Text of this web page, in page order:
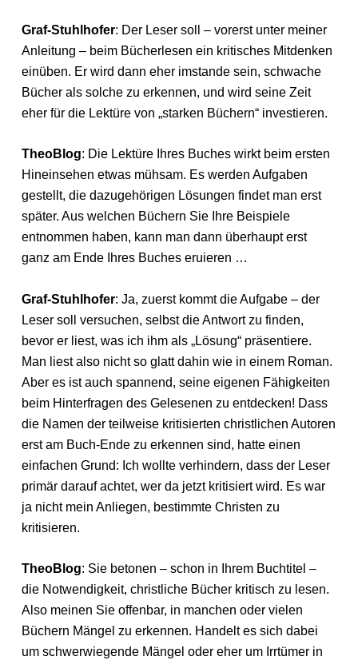
Graf-Stuhlhofer: Der Leser soll – vorerst unter meiner
Anleitung – beim Bücherlesen ein kritisches Mitdenken
einüben. Er wird dann eher imstande sein, schwache
Bücher als solche zu erkennen, und wird seine Zeit
eher für die Lektüre von „starken Büchern“ investieren.
TheoBlog: Die Lektüre Ihres Buches wirkt beim ersten
Hineinsehen etwas mühsam. Es werden Aufgaben
gestellt, die dazugehörigen Lösungen findet man erst
später. Aus welchen Büchern Sie Ihre Beispiele
entnommen haben, kann man dann überhaupt erst
ganz am Ende Ihres Buches eruieren …
Graf-Stuhlhofer: Ja, zuerst kommt die Aufgabe – der
Leser soll versuchen, selbst die Antwort zu finden,
bevor er liest, was ich ihm als „Lösung“ präsentiere.
Man liest also nicht so glatt dahin wie in einem Roman.
Aber es ist auch spannend, seine eigenen Fähigkeiten
beim Hinterfragen des Gelesenen zu entdecken! Dass
die Namen der teilweise kritisierten christlichen Autoren
erst am Buch-Ende zu erkennen sind, hatte einen
einfachen Grund: Ich wollte verhindern, dass der Leser
primär darauf achtet, wer da jetzt kritisiert wird. Es war
ja nicht mein Anliegen, bestimmte Christen zu
kritisieren.
TheoBlog: Sie betonen – schon in Ihrem Buchtitel –
die Notwendigkeit, christliche Bücher kritisch zu lesen.
Also meinen Sie offenbar, in manchen oder vielen
Büchern Mängel zu erkennen. Handelt es sich dabei
um schwerwiegende Mängel oder eher um Irrtümer in